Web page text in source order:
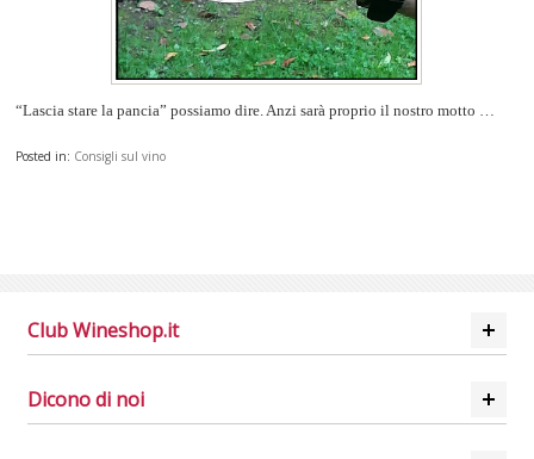
“Lascia stare la pancia” possiamo dire. Anzi sarà proprio il nostro motto …
Posted in: Consigli sul vino
Club Wineshop.it
Dicono di noi